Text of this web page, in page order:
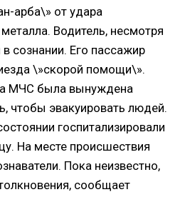
арба\» от удара
Водитель, несмотря
сознании. Его пассажир
\»скорой помощи\».
МЧС была вынуждена
чтобы эвакуировать людей.
госпитализировали
На месте происшествия
Пока неизвестно,
сообщает